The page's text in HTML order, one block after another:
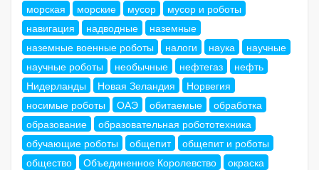
морская
морские мусор
мусор и роботы
навигация
надводные
наземные
наземные военные роботы
налоги наука
научные
научные роботы
необычные нефтегаз
нефть
Нидерланды
Новая Зеландия
Норвегия
носимые роботы
ОАЭ обитаемые
обработка
образование
образовательная робототехника
обучающие роботы
общепит
общепит и роботы
общество
Объединенное Королевство
окраска